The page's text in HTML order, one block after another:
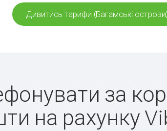
Дивитись тарифи (Багамські острови)
за
на рахунку